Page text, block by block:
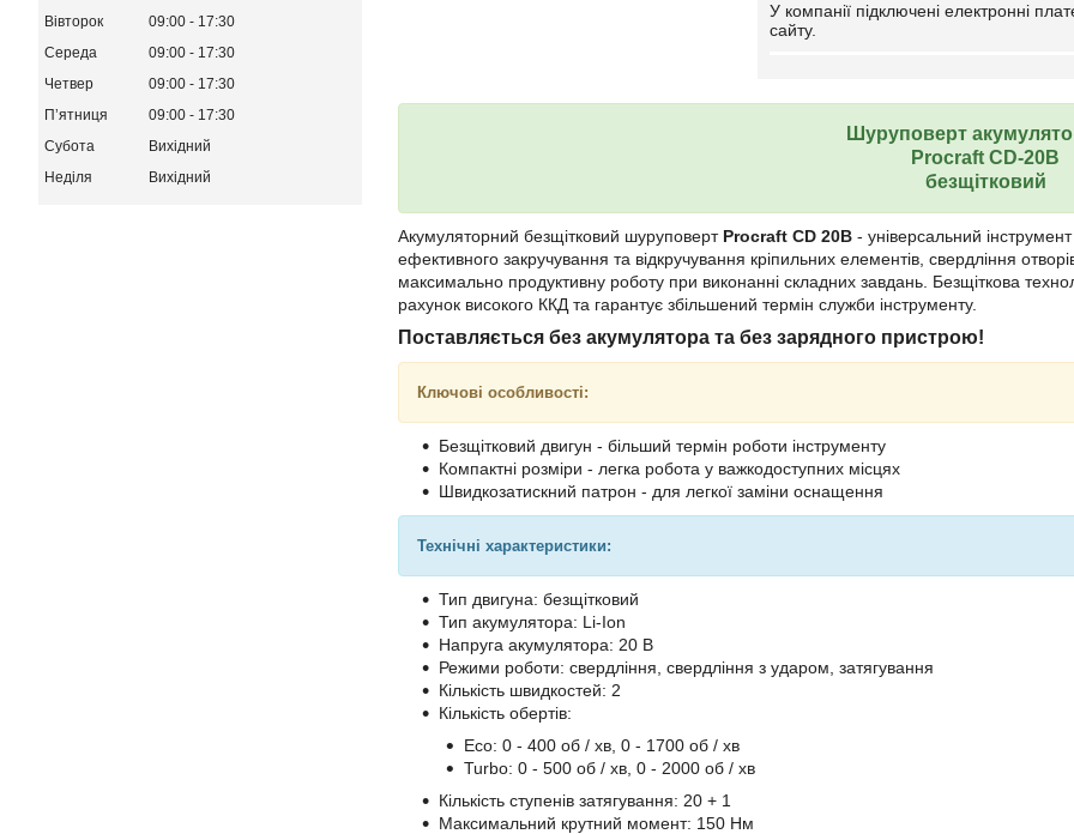
У компанії підключені електронні
сайту.
Шуруповерт
Procraft CD-20B
безщітковий
Акумуляторний безщітковий шуруповерт Procraft CD 20B - універсальний
ефективного закручування та відкручування кріпильних елементів, свердління
максимально продуктивну роботу при виконанні складних завдань. Безщіткова
рахунок високого ККД та гарантує збільшений термін служби інструменту.
Поставляється без акумулятора та без зарядного пристрою!
Ключові особливості:
Безщітковий двигун - більший термін роботи інструменту
Компактні розміри - легка робота у важкодоступних місцях
Швидкозатискний патрон - для легкої заміни оснащення
Технічні характеристики:
Тип двигуна: безщітковий
Тип акумулятора: Li-Ion
Напруга акумулятора: 20 В
Режими роботи: свердління, свердління з ударом, затягування
Кількість швидкостей: 2
Кількість обертів:
Eco: 0 - 400 об / хв, 0 - 1700 об / хв
Turbo: 0 - 500 об / хв, 0 - 2000 об / хв
Кількість ступенів затягування: 20 + 1
Максимальний крутний момент: 150 Нм
Вівторок
09:00
17:30
Середа
09:00
17:30
Четвер
09:00
17:30
Пʼятниця
09:00
17:30
Субота
Вихідний
Неділя
Вихідний